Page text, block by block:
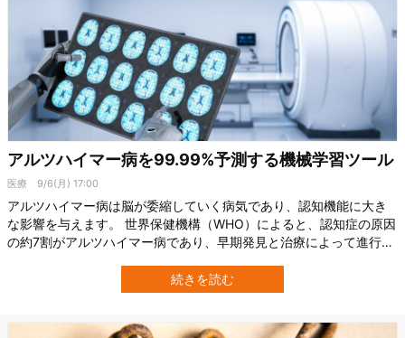
アルツハイマー病を99.99%予測する機械学習ツール
医療 9/6(月) 17:00
アルツハイマー病は脳が委縮していく病気であり、認知機能に大き
な影響を与えます。 世界保健機構（WHO）によると、認知症の原因
の約7割がアルツハイマー病であり、早期発見と治療によって進行を
大学（Kaunas University of Technology：KTU）マルチメディア工
学科に所属するモデュペ・オデュサミ氏ら研究チームは、アルツ…
続きを読む